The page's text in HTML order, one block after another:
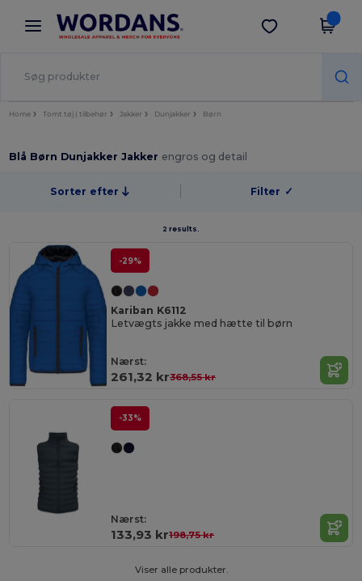
× Wordans-app
Bedre priser i appen!
Hent app
Home Tomt tøj | tilbehør Jakker Dunjakker Børn
Blå Børn Dunjakker Jakker engros og detail
Sorter efter Filter ✓
2 results.
-29%
Kariban K6112
Letvægts jakke med hætte til børn
Nærst:
261,32 kr368,55 kr
-33%
Nærst:
133,93 kr198,75 kr
Viser alle produkter.